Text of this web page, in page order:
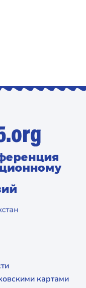
картами